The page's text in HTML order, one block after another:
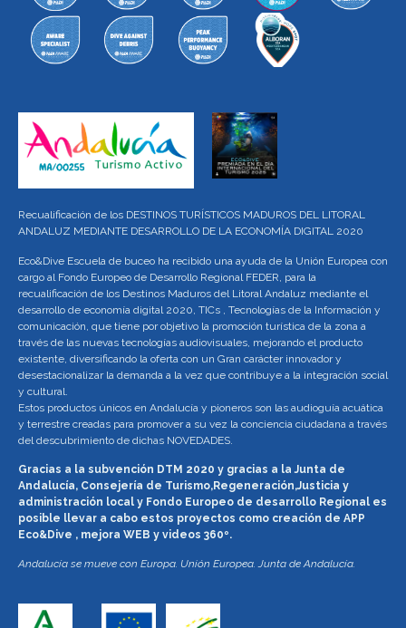
Recualificación de los DESTINOS TURÍSTICOS MADUROS DEL LITORAL
ANDALUZ MEDIANTE DESARROLLO DE LA ECONOMÍA DIGITAL 2020
Eco&Dive Escuela de buceo ha recibido una ayuda de la Unión Europea con
cargo al Fondo Europeo de Desarrollo Regional FEDER, para la
recualificación de los Destinos Maduros del Litoral Andaluz mediante el
desarrollo de economía digital 2020, TICs , Tecnologías de la Información y
comunicación, que tiene por objetivo la promoción turística de la zona a
través de las nuevas tecnologías audiovisuales, mejorando el producto
existente, diversificando la oferta con un Gran carácter innovador y
desestacionalizar la demanda a la vez que contribuye a la integración social
y cultural.
Estos productos únicos en Andalucía y pioneros son las audioguía acuática
y terrestre creadas para promover a su vez la conciencia ciudadana a través
del descubrimiento de dichas NOVEDADES.
Gracias a la subvención DTM 2020 y gracias a la Junta de
Andalucía, Consejería de Turismo,Regeneración,Justicia y
administración local y Fondo Europeo de desarrollo Regional es
posible llevar a cabo estos proyectos como creación de APP
Eco&Dive , mejora WEB y videos 360º.
Andalucía se mueve con Europa. Unión Europea. Junta de Andalucía.